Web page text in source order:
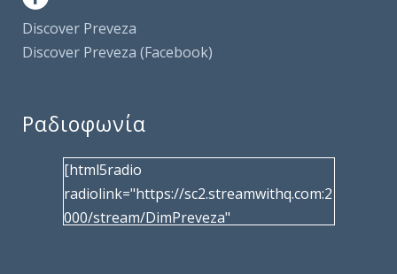
Discover Preveza
Discover Preveza (Facebook)
Ραδιοφωνία
[html5radio
radiolink="https://sc2.streamwithq.com:2
000/stream/DimPreveza"